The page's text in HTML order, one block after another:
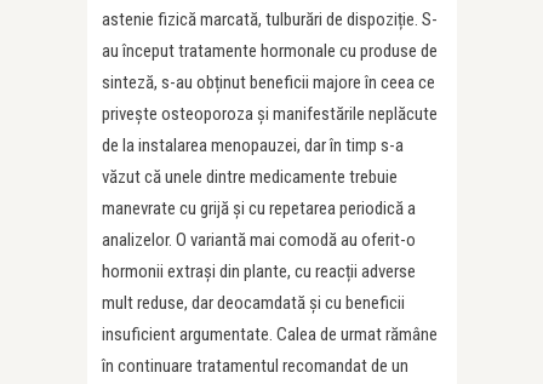
astenie fizică marcată, tulburări de dispoziție. S-
au început tratamente hormonale cu produse de
sinteză, s-au obținut beneficii majore în ceea ce
privește osteoporoza și manifestările neplăcute
de la instalarea menopauzei, dar în timp s-a
văzut că unele dintre medicamente trebuie
manevrate cu grijă și cu repetarea periodică a
analizelor. O variantă mai comodă au oferit-o
hormonii extrași din plante, cu reacții adverse
mult reduse, dar deocamdată și cu beneficii
insuficient argumentate. Calea de urmat rămâne
în continuare tratamentul recomandat de un